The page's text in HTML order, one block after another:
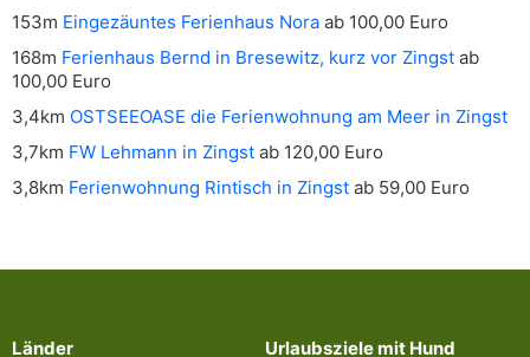
153m Eingezäuntes Ferienhaus Nora ab 100,00 Euro
168m Ferienhaus Bernd in Bresewitz, kurz vor Zingst ab
100,00 Euro
3,4km OSTSEEOASE die Ferienwohnung am Meer in Zingst
3,7km FW Lehmann in Zingst ab 120,00 Euro
3,8km Ferienwohnung Rintisch in Zingst ab 59,00 Euro
Länder Urlaubsziele mit Hund